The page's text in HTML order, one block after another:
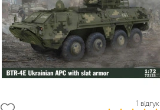
1 відгук